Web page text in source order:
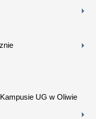
UG w Oliwie